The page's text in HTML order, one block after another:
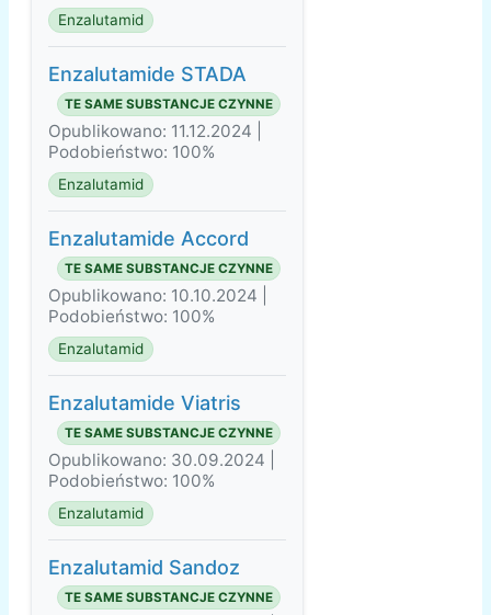
Enzalutamid
Enzalutamide STADA
TE SAME SUBSTANCJE CZYNNE
Opublikowano: 11.12.2024 |
Podobieństwo: 100%
Enzalutamid
Enzalutamide Accord
TE SAME SUBSTANCJE CZYNNE
Opublikowano: 10.10.2024 |
Podobieństwo: 100%
Enzalutamid
Enzalutamide Viatris
TE SAME SUBSTANCJE CZYNNE
Opublikowano: 30.09.2024 |
Podobieństwo: 100%
Enzalutamid
Enzalutamid Sandoz
TE SAME SUBSTANCJE CZYNNE